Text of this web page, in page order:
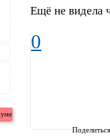
Ещё не видела
0